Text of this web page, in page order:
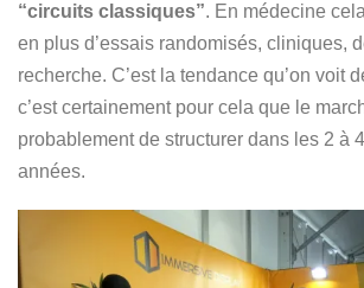
“circuits classiques”. En médecine
en plus d’essais randomisés, cliniques,
recherche. C’est la tendance qu’on voit
c’est certainement pour cela que le
probablement de structurer dans les 2 à
années.